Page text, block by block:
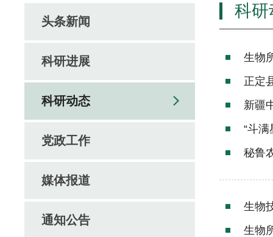
头条新闻
科研进展
科研动态
党政工作
媒体报道
通知公告
科研
生物
正定
新疆
“斗
秘鲁
生物
生物